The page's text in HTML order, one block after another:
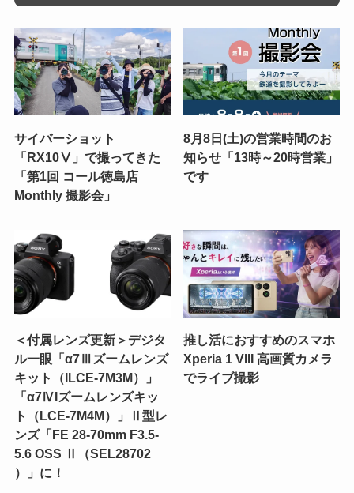
サイバーショット
「RX10Ⅴ」で撮ってきた
「第1回 コール徳島店
Monthly 撮影会」
8月8日(土)の営業時間のお
知らせ「13時～20時営業」
です
＜付属レンズ更新＞デジタ
ル一眼「α7Ⅲズームレンズ
キット（ILCE-7M3M）」
「α7ⅣIズームレンズキッ
ト（LCE-7M4M）」Ⅱ型レ
ンズ「FE 28-70mm F3.5-
5.6 OSS Ⅱ（SEL28702
）」に！
推し活におすすめのスマホ
Xperia 1 VIII 高画質カメラ
でライブ撮影